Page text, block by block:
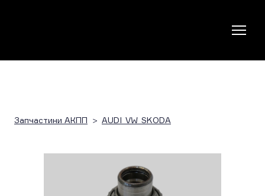
Запчастини АКПП AUDI_VW_SKODA